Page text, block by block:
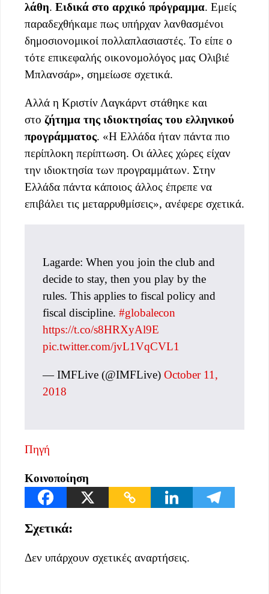
λάθη. Ειδικά στο αρχικό πρόγραμμα. Εμείς
παραδεχθήκαμε πως υπήρχαν λανθασμένοι
δημοσιονομικοί πολλαπλασιαστές. Το είπε ο
τότε επικεφαλής οικονομολόγος μας Ολιβιέ
Μπλανσάρ», σημείωσε σχετικά.
Αλλά η Κριστίν Λαγκάρντ στάθηκε και
στο ζήτημα της ιδιοκτησίας του ελληνικού
προγράμματος. «Η Ελλάδα ήταν πάντα πιο
περίπλοκη περίπτωση. Οι άλλες χώρες είχαν
την ιδιοκτησία των προγραμμάτων. Στην
Ελλάδα πάντα κάποιος άλλος έπρεπε να
επιβάλει τις μεταρρυθμίσεις», ανέφερε σχετικά.
Lagarde: When you join the club and
decide to stay, then you play by the
rules. This applies to fiscal policy and
fiscal discipline. #globalecon
https://t.co/s8HRXyAl9E
pic.twitter.com/jvL1VqCVL1
— IMFLive (@IMFLive) October 11,
2018
Πηγή
Κοινοποίηση
Σχετικά:
Δεν υπάρχουν σχετικές αναρτήσεις.